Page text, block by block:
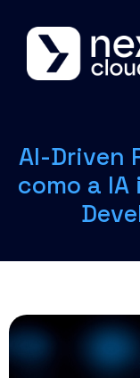
AI-Driven
como a